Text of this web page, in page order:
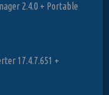
2.4.0 + Portable
17.4.7.651 +